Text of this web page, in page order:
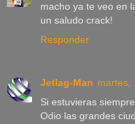
macho ya te veo en
un saludo crack!
Responder
Jetlag-Man martes,
Si estuvieras
Odio las grandes